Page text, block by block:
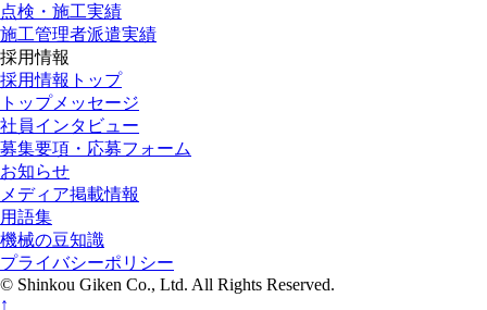
点検・施工実績
施工管理者派遣実績
採用情報
採用情報トップ
トップメッセージ
社員インタビュー
募集要項・応募フォーム
お知らせ
メディア掲載情報
用語集
機械の豆知識
プライバシーポリシー
© Shinkou Giken Co., Ltd. All Rights Reserved.
↑